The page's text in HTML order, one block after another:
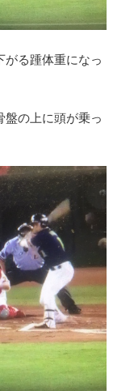
る踵体重になっ
の上に頭が乗っ